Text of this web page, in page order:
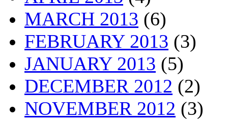
MARCH 2013 (6)
FEBRUARY 2013 (3)
JANUARY 2013 (5)
DECEMBER 2012 (2)
NOVEMBER 2012 (3)